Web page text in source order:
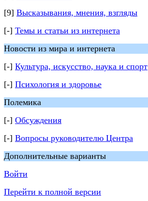
[9] Высказывания, мнения, взгляды
[-] Темы и статьи из интернета
Новости из мира и интернета
[-] Культура, искусство, наука и спорт
[-] Психология и здоровье
Полемика
[-] Обсуждения
[-] Вопросы руководителю Центра
Дополнительные варианты
Войти
Перейти к полной версии